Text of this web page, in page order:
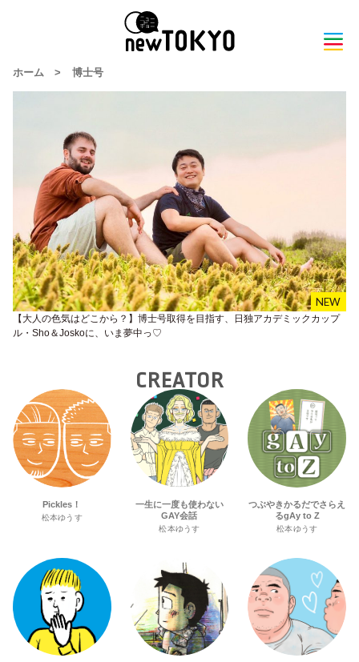
ホーム > 博士号
【大人の色気はどこから？】博士号取得を目指す、日独アカデミックカップ
ル・Sho＆Joskoに、いま夢中っ♡
CREATOR
Pickles！
松本ゆうす
一生に一度も使わない
GAY会話
松本ゆうす
つぶやきかるだでさらえ
るgAy to Z
松本ゆうす